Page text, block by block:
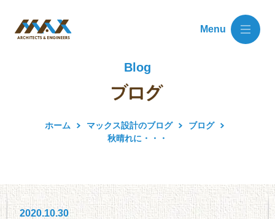
Menu
Blog
ホーム マックス設計のブログ
ブログ
秋晴れに・・・
2020.10.30